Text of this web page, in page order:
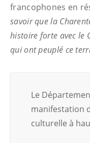
francophones en
savoir que la
histoire forte avec le
qui ont peuplé ce
Le
manifestation
culturelle à